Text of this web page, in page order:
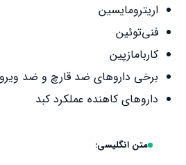
اریترومایسین
فنی‌توئین
کاربامازپین
برخی داروهای ضد قارچ و ضد
داروهای کاهنده عملکرد کبد
متن انگلیسی: